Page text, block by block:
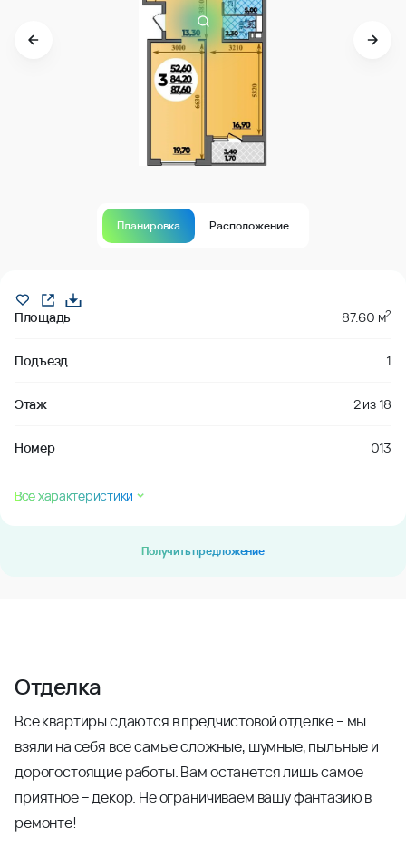
Планировка Расположение
Площадь 87.60 м2
Подъезд 1
Этаж 2из18
Номер 013
Все характеристики
Получить предложение
Отделка
Все квартиры сдаются в предчистовой отделке – мы
взяли на себя все самые сложные, шумные, пыльные и
дорогостоящие работы. Вам останется лишь самое
приятное – декор. Не ограничиваем вашу фантазию в
ремонте!